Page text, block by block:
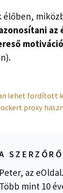
élőben,
az
lehet fordított
proxy
Peter, az
Több mint 10